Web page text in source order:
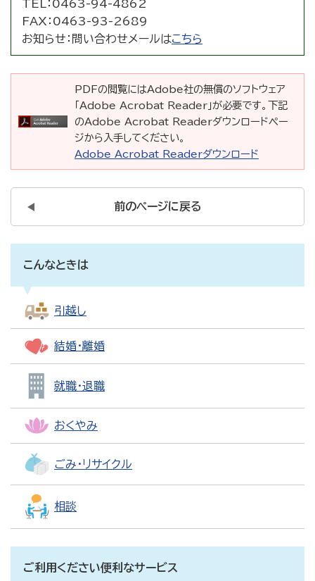
TEL： 0463-94-4862
FAX： 0463-93-2689
お知らせ： 問い合わせメールはこちら
PDFの閲覧にはAdobe社の無償のソフトウェア
「Adobe Acrobat Reader」が必要です。下記
のAdobe Acrobat Readerダウンロードペー
ジから入手してください。
Adobe Acrobat Readerダウンロード
前のページに戻る
こんなときは
引越し
結婚・離婚
就職・退職
おくやみ
ごみ・リサイクル
相談
ご利用ください便利なサービス